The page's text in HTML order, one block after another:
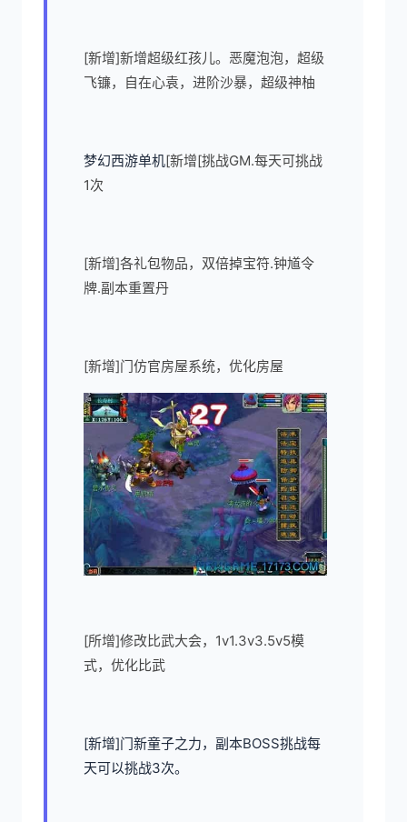
[新增]新增超级红孩儿。恶魔泡泡，超级
飞镰，自在心袁，进阶沙暴，超级神柚
梦幻西游单机[新增[挑战GM.每天可挑战
1次
[新增]各礼包物品，双倍掉宝符.钟馗令
牌.副本重置丹
[新增]门仿官房屋系统，优化房屋
[所增]修改比武大会，1v1.3v3.5v5模
式，优化比武
[新增]门新童子之力，副本BOSS挑战每
天可以挑战3次。